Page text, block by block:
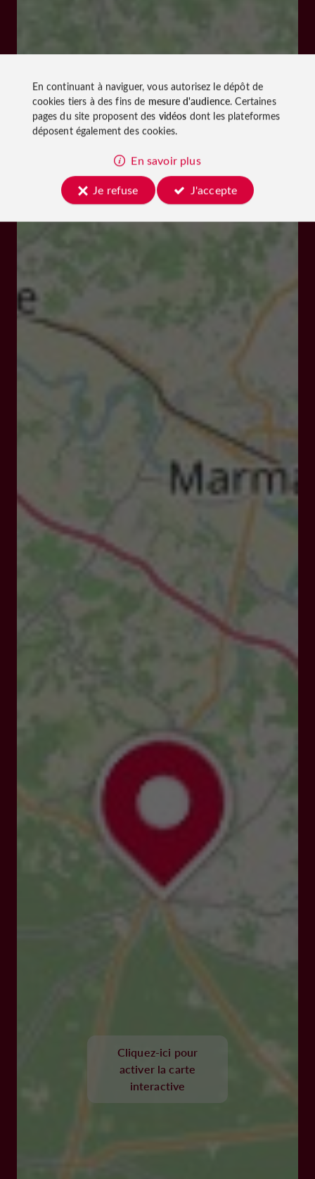
Cliquez-ici pour
activer la carte
interactive
En continuant à naviguer, vous autorisez le dépôt de
cookies tiers à des fins de mesure d'audience. Certaines
pages du site proposent des vidéos dont les plateformes
déposent également des cookies.
En savoir plus
Je refuse
J'accepte